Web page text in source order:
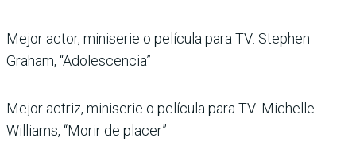
Mejor actor, miniserie o película para TV: Stephen
Graham, “Adolescencia”
Mejor actriz, miniserie o película para TV: Michelle
Williams, “Morir de placer”